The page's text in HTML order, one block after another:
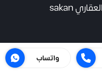
واتساب
سكن انفستمنت للاستثمار العقاري sakan
سكن إنفستمنت هو مكانك
العقارات سواء كانت إدارية،